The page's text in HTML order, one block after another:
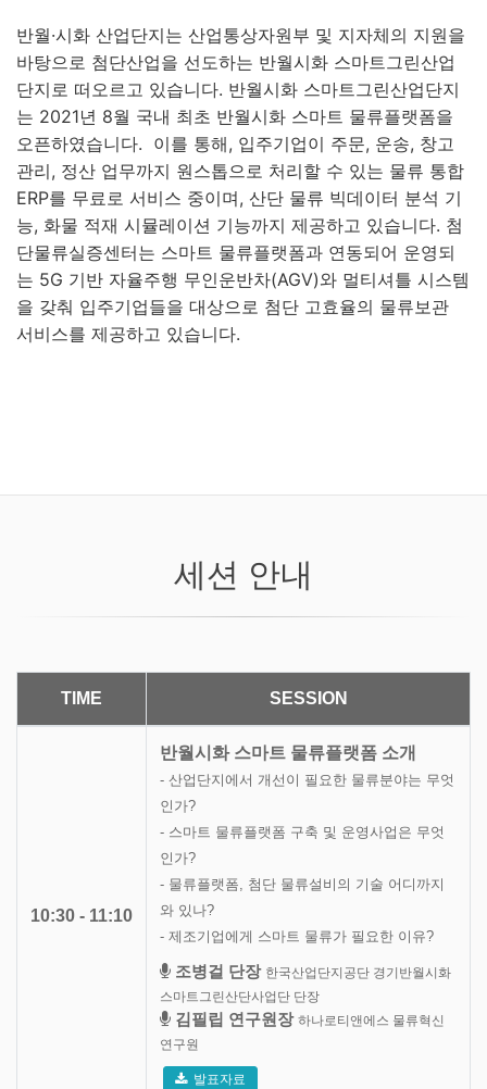
반월·시화 산업단지는 산업통상자원부 및 지자체의 지원을
바탕으로 첨단산업을 선도하는 반월시화 스마트그린산업
단지로 떠오르고 있습니다. 반월시화 스마트그린산업단지
는 2021년 8월 국내 최초 반월시화 스마트 물류플랫폼을
오픈하였습니다. 이를 통해, 입주기업이 주문, 운송, 창고
관리, 정산 업무까지 원스톱으로 처리할 수 있는 물류 통합
ERP를 무료로 서비스 중이며, 산단 물류 빅데이터 분석 기
능, 화물 적재 시뮬레이션 기능까지 제공하고 있습니다. 첨
단물류실증센터는 스마트 물류플랫폼과 연동되어 운영되
는 5G 기반 자율주행 무인운반차(AGV)와 멀티셔틀 시스템
을 갖춰 입주기업들을 대상으로 첨단 고효율의 물류보관
서비스를 제공하고 있습니다.
세션 안내
TIME SESSION
10:30 - 11:10
반월시화 스마트 물류플랫폼 소개
- 산업단지에서 개선이 필요한 물류분야는 무엇
인가?
- 스마트 물류플랫폼 구축 및 운영사업은 무엇
인가?
- 물류플랫폼, 첨단 물류설비의 기술 어디까지
와 있나?
- 제조기업에게 스마트 물류가 필요한 이유?
조병걸 단장 한국산업단지공단 경기반월시화
스마트그린산단사업단 단장
김필립 연구원장 하나로티앤에스 물류혁신
연구원
발표자료